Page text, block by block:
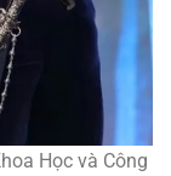
Học và Công